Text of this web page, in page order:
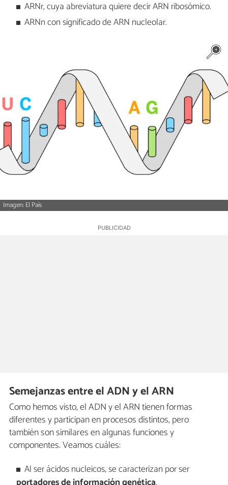
ARNr, cuya abreviatura quiere decir ARN ribosómico.
ARNn con significado de ARN nucleolar.
Imagen: El País
Semejanzas entre el ADN y el ARN
Como hemos visto, el ADN y el ARN tienen formas
diferentes y participan en procesos distintos, pero
también son similares en algunas funciones y
componentes. Veamos cuáles:
Al ser ácidos nucleicos, se caracterizan por ser